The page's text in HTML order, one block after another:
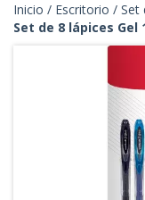
Inicio / Escritorio / Set
Set de 8 lápices Gel